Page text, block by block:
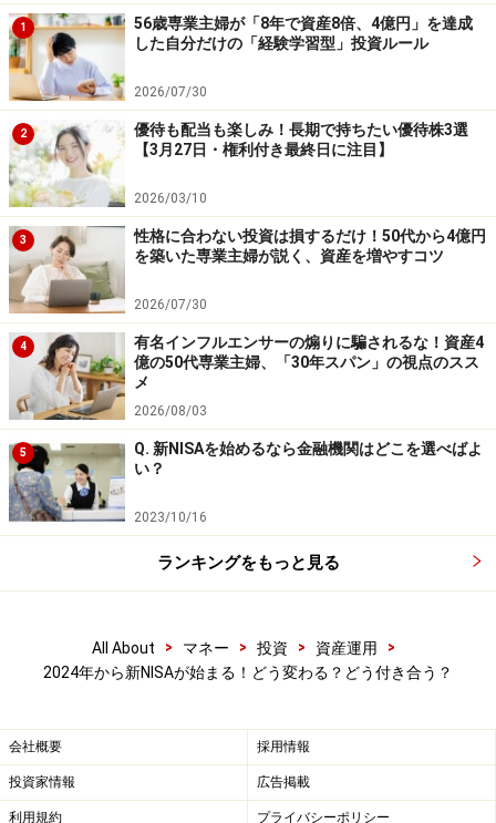
新NISAがスタートするまで待つべき？
制度変更があると聞くと「今始めるべきなのか？」と迷
うかもしれませんが、2024年まで待つ必要はありませ
ん。もし今、一般NISAを始めたとしても、2024年以降は
自動的に新NISAへと移行されます。なので、「投資を始
めてみたい！」と思ったときにスタートしてください。
今、ネット証券だと100円からでも、投資を始めること
ができます。「金額が小さいと意味がない！」という人
もいますが、そこから体験して学んでいくことは、とて
も大切なことだと思います。小さな一歩からスタート
し、未来の自分のためにお金を育てる力を身に付けてい
きましょう。
【関連動画をチェック！】
1
56歳専業主婦が「8年で資産8倍、4億円」を達成
した自分だけの「経験学習型」投資ルール
2026/07/30
2
優待も配当も楽しみ！長期で持ちたい優待株3選
【3月27日・権利付き最終日に注目】
2026/03/10
3
性格に合わない投資は損するだけ！50代から4億円
を築いた専業主婦が説く、資産を増やすコツ
2026/07/30
4
有名インフルエンサーの煽りに騙されるな！資産4
億の50代専業主婦、「30年スパン」の視点のスス
メ
2026/08/03
5
Q. 新NISAを始めるなら金融機関はどこを選べばよ
い？
2023/10/16
ランキングをもっと見る
All About > マネー > 投資 > 資産運用
>
2024年から新NISAが始まる！どう変わる？どう付き合う？
会社概要 採用情報
投資家情報 広告掲載
利用規約 プライバシーポリシー